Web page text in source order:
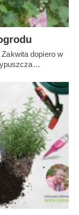
dopiero w